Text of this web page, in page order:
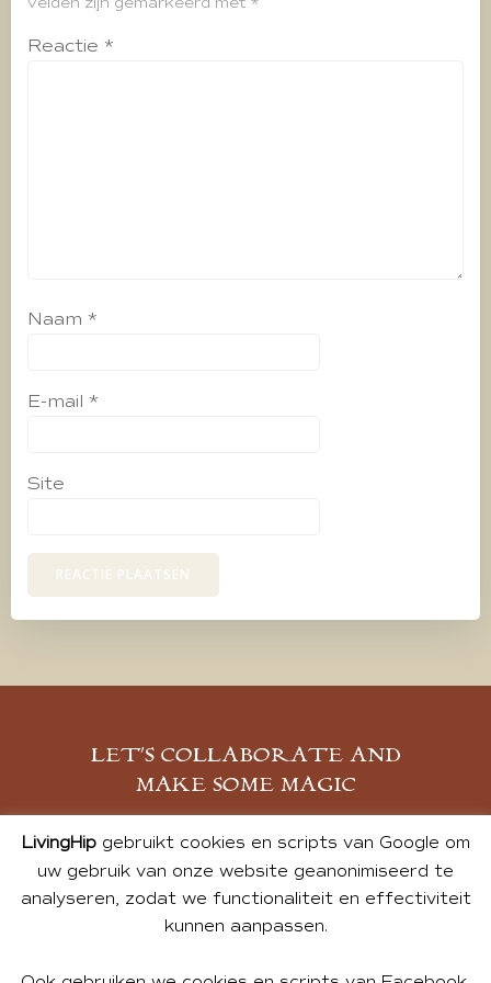
Reactie *
Naam *
E-mail *
Site
LET’S COLLABORATE AND
MAKE SOME MAGIC
MELD JE AAN
LivingHipgebruikt cookies en scripts van Google om
uw gebruik van onze website geanonimiseerd te
analyseren, zodat we functionaliteit en effectiviteit
kunnen aanpassen.